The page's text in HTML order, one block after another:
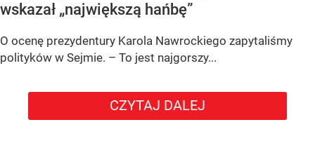
wskazał „największą hańbę”
O ocenę prezydentury Karola Nawrockiego zapytaliśmy
polityków w Sejmie. – To jest najgorszy...
CZYTAJ DALEJ